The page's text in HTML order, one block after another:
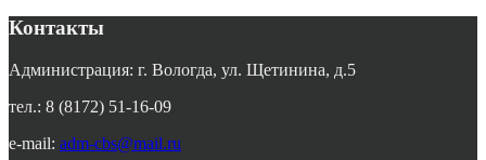
Контакты
Администрация: г. Вологда, ул. Щетинина, д.5
тел.: 8 (8172) 51-16-09
e-mail: adm-cbs@mail.ru